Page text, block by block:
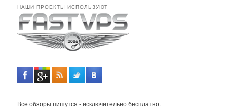
НАШИ ПРОЕКТЫ ИСПОЛЬЗУЮТ
Все обзоры пишутся - исключительно бесплатно.